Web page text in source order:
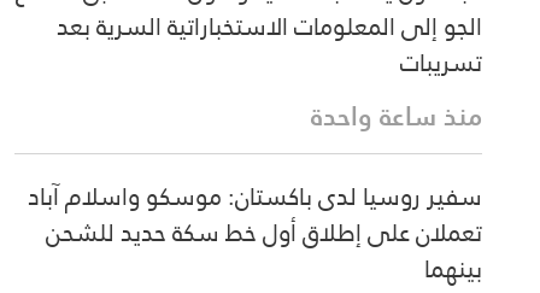
الجو إلى المعلومات الاستخباراتية السرية بعد
تسريبات
منذ ساعة واحدة
سفير روسيا لدى باكستان: موسكو واسلام آباد
تعملان على إطلاق أول خط سكة حديد للشحن
بينهما